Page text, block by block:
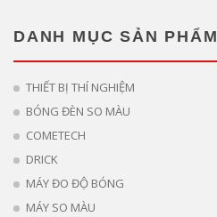
DANH MỤC SẢN PHẨM
THIẾT BỊ THÍ NGHIỆM
BÓNG ĐÈN SO MÀU
COMETECH
DRICK
MÁY ĐO ĐỘ BÓNG
MÁY SO MÀU